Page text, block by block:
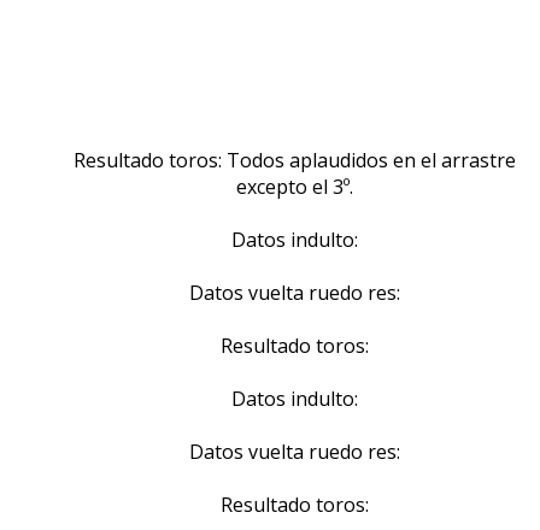
Resultado toros: Todos aplaudidos en el arrastre
excepto el 3º.
Datos indulto:
Datos vuelta ruedo res:
Resultado toros:
Datos indulto:
Datos vuelta ruedo res:
Resultado toros: